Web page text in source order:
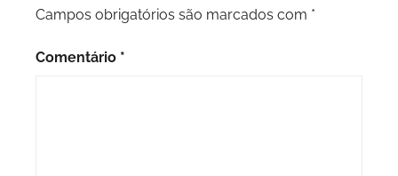
Campos obrigatórios são marcados com *
Comentário *